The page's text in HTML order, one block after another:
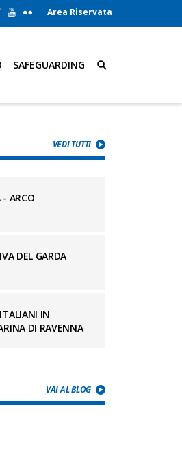
Area Riservata
SAFEGUARDING
VEDI TUTTI
- ARCO
DEL GARDA
IN
DI RAVENNA
VAI AL BLOG